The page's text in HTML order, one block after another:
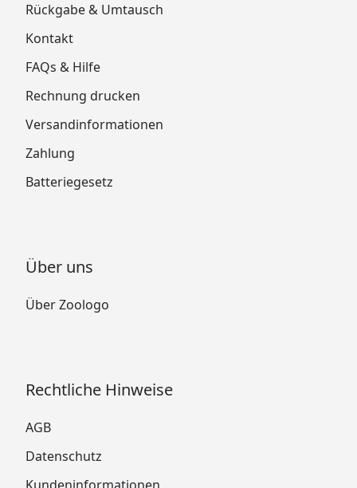
Rückgabe & Umtausch
Kontakt
FAQs & Hilfe
Rechnung drucken
Versandinformationen
Zahlung
Batteriegesetz
Über uns
Über Zoologo
Rechtliche Hinweise
AGB
Datenschutz